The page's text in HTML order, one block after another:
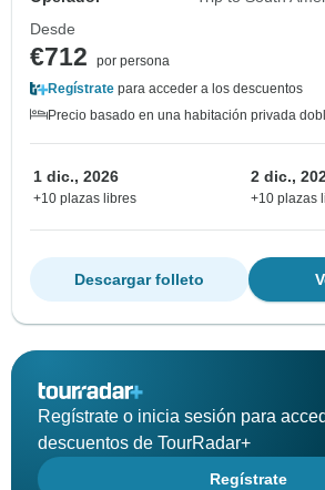
Desde
€712
por persona
Regístrate para acceder a los descuentos
Precio basado en una habitación privada
1 dic., 2026
+10 plazas libres
2 dic.,
+10 plazas
Descargar folleto
Regístrate o inicia sesión para
descuentos de TourRadar+
Regístrate